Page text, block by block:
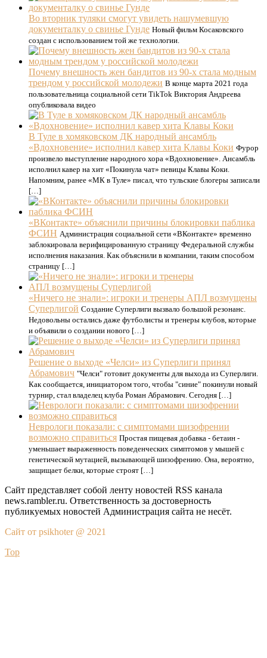
Во вторник туляки смогут увидеть нашумевшую
документалку о свинье Гунде Новый фильм Косаковского
создан с использованием той же технологии.
Почему внешность жен бандитов из 90-х стала модным
трендом у российской молодежи В конце марта 2021 года
пользовательница социальной сети TikTok Виктория Андреева
опубликовала видео
В Туле в хомяковском ДК народный ансамбль
«Вдохновение» исполнил кавер хита Клавы Коки Фурор
произвело выступление народного хора «Вдохновение». Ансамбль
исполнил кавер на хит «Покинула чат» певицы Клавы Коки.
Напомним, ранее «МК в Туле» писал, что тульские блогеры записали
[…]
«ВКонтакте» объяснили причины блокировки паблика
ФСИН Администрация социальной сети «ВКонтакте» временно
заблокировала верифицированную страницу Федеральной службы
исполнения наказания. Как объяснили в компании, таким способом
страницу […]
«Ничего не знали»: игроки и тренеры АПЛ возмущены
Суперлигой Создание Суперлиги вызвало большой резонанс.
Недовольны остались даже футболисты и тренеры клубов, которые
и объявили о создании нового […]
Решение о выходе «Челси» из Суперлиги принял
Абрамович "Челси" готовит документы для выхода из Суперлиги.
Как сообщается, инициатором того, чтобы "синие" покинули новый
турнир, стал владелец клуба Роман Абрамович. Сегодня […]
Неврологи показали: с симптомами шизофрении
возможно справиться Простая пищевая добавка - бетаин -
уменьшает выраженность поведенческих симптомов у мышей с
генетической мутацией, вызывающей шизофрению. Она, вероятно,
защищает белки, которые строят […]
Сайт представляет собой ленту новостей RSS канала
news.rambler.ru. Ответственность за достоверность
публикуемых новостей Администрация сайта не несёт.
Сайт от psikhoter @ 2021
Top